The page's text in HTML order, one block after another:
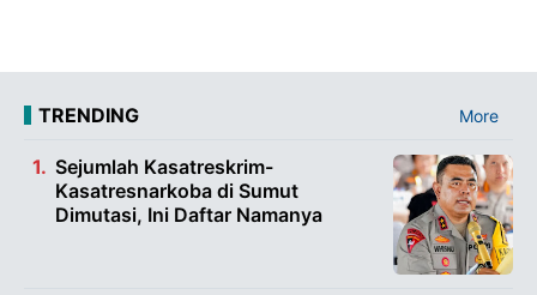
TRENDING More
Sejumlah Kasatreskrim-
Kasatresnarkoba di Sumut
Dimutasi, Ini Daftar Namanya